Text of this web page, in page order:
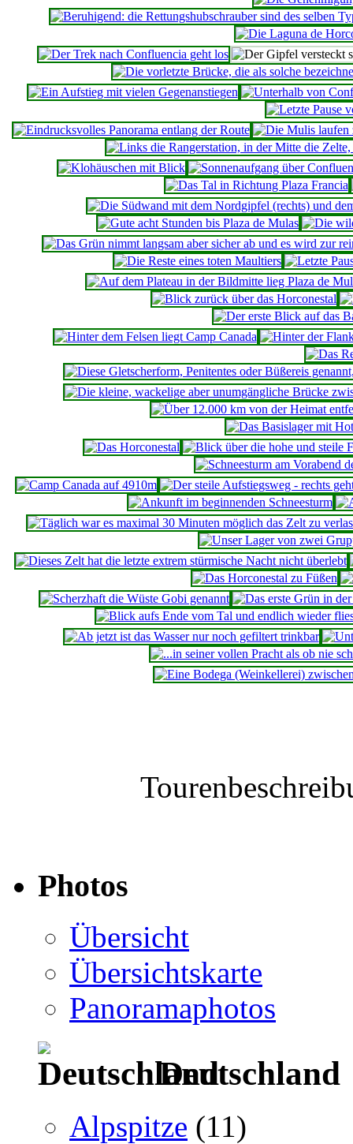
Photos
Übersicht
Übersichtskarte
Panoramaphotos
Deutschland
Alpspitze (11)